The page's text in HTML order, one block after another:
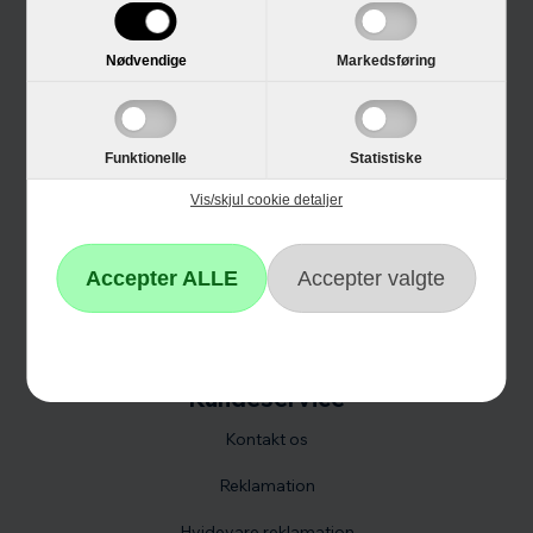
Nødvendige Markedsføring
Funktionelle Statistiske
Vis/skjul cookie detaljer
Kundeservice
Kontakt os
Reklamation
Black Friday
Single Day
Cyber Monday